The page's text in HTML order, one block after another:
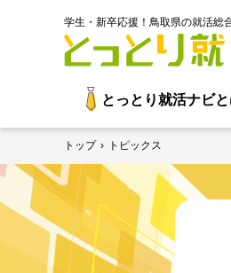
学生・新卒応援！鳥取県の就活総
とっとり就活ナビ
トップ › トピックス